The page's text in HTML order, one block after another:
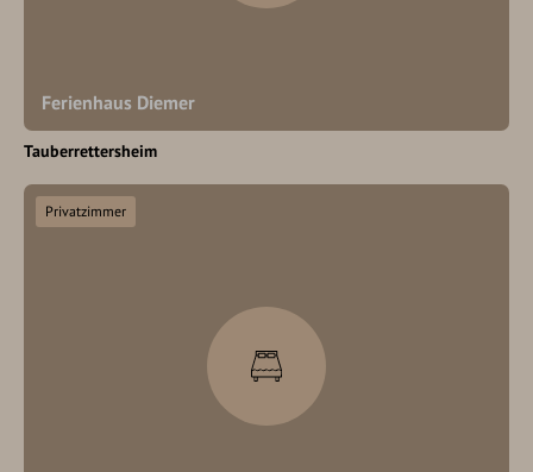
Ferienhaus Diemer
Tauberrettersheim
Privatzimmer